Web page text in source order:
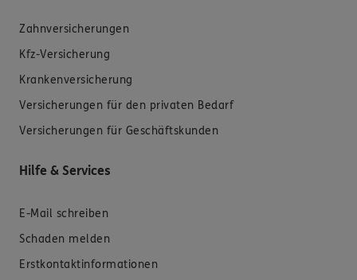
Zahnversicherungen
Kfz-Versicherung
Krankenversicherung
Versicherungen für den privaten Bedarf
Versicherungen für Geschäftskunden
Hilfe & Services
E-Mail schreiben
Schaden melden
Erstkontaktinformationen